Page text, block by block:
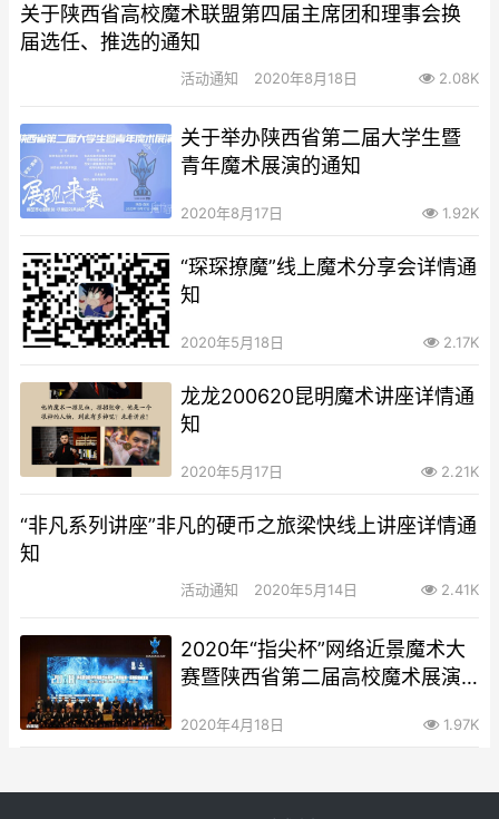
关于陕西省高校魔术联盟第四届主席团和理事会换
届选任、推选的通知
活动通知 2020年8月18日 2.08K
关于举办陕西省第二届大学生暨
青年魔术展演的通知
2020年8月17日 1.92K
“琛琛撩魔”线上魔术分享会详情通
知
2020年5月18日 2.17K
龙龙200620昆明魔术讲座详情通
知
2020年5月17日 2.21K
“非凡系列讲座”非凡的硬币之旅梁快线上讲座详情通
知
活动通知 2020年5月14日 2.41K
2020年“指尖杯”网络近景魔术大
赛暨陕西省第二届高校魔术展演
2020年4月18日 1.97K